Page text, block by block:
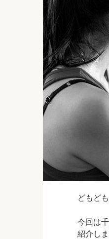
どもども
今回は
紹介しま